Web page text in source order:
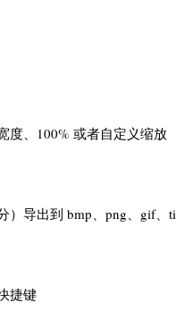
度、100% 或者自定义缩放
）导出到 bmp、png、gif、
捷键